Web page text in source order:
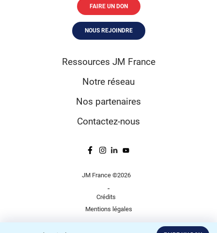
FAIRE UN DON
NOUS REJOINDRE
Ressources JM France
Notre réseau
Nos partenaires
Contactez-nous
JM France ©2026
-
Crédits
Mentions légales